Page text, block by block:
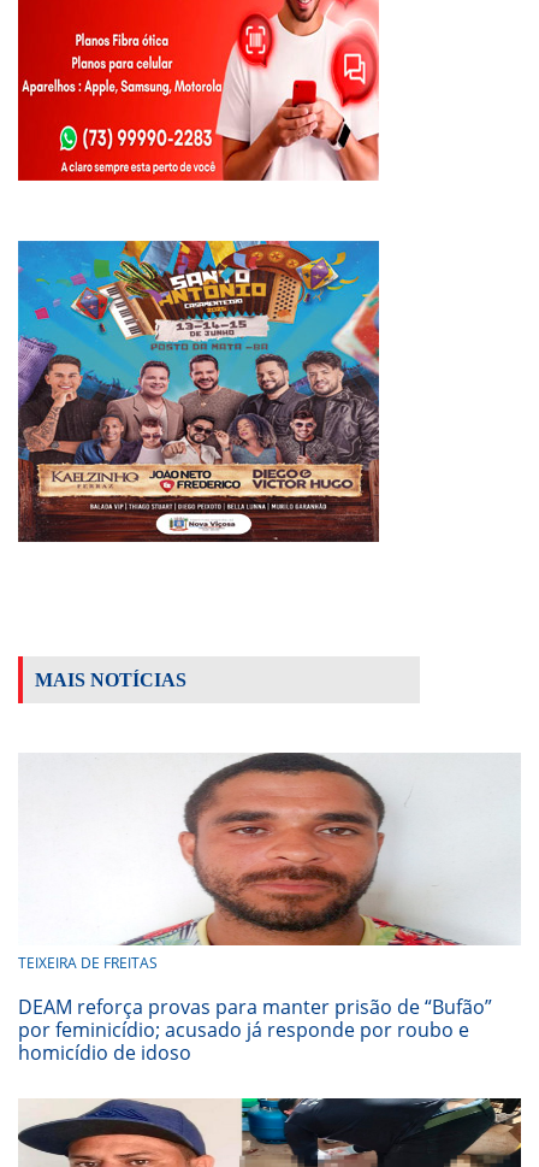
MAIS NOTÍCIAS
TEIXEIRA DE FREITAS
DEAM reforça provas para manter prisão de “Bufão”
por feminicídio; acusado já responde por roubo e
homicídio de idoso